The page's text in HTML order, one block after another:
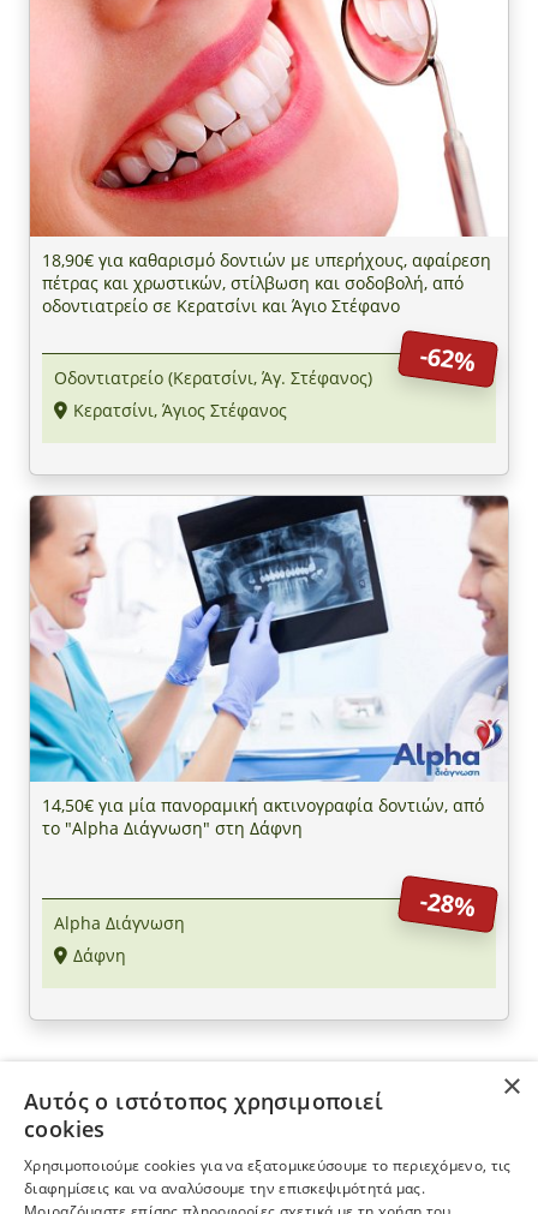
18,90€ για καθαρισμό δοντιών με υπερήχους, αφαίρεση
πέτρας και χρωστικών, στίλβωση και σοδοβολή, από
οδοντιατρείο σε Κερατσίνι και Άγιο Στέφανο
-62%
Οδοντιατρείο (Κερατσίνι, Άγ. Στέφανος)
Κερατσίνι, Άγιος Στέφανος
14,50€ για μία πανοραμική ακτινογραφία δοντιών, από
το "Alpha Διάγνωση" στη Δάφνη
-28%
Alpha Διάγνωση
Δάφνη
ΠΛΗΡΟΦΟΡΙΕΣ
Η ΕΤΑΙΡΕΙΑ
×
Αυτός ο ιστότοπος χρησιμοποιεί
cookies
Χρησιμοποιούμε cookies για να εξατομικεύσουμε το περιεχόμενο, τις
διαφημίσεις και να αναλύσουμε την επισκεψιμότητά μας.